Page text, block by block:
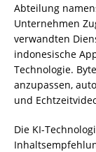
Abteilung
Unternehmen
verwandten
indonesische
Technologie.
anzupassen,
und
Die KI-